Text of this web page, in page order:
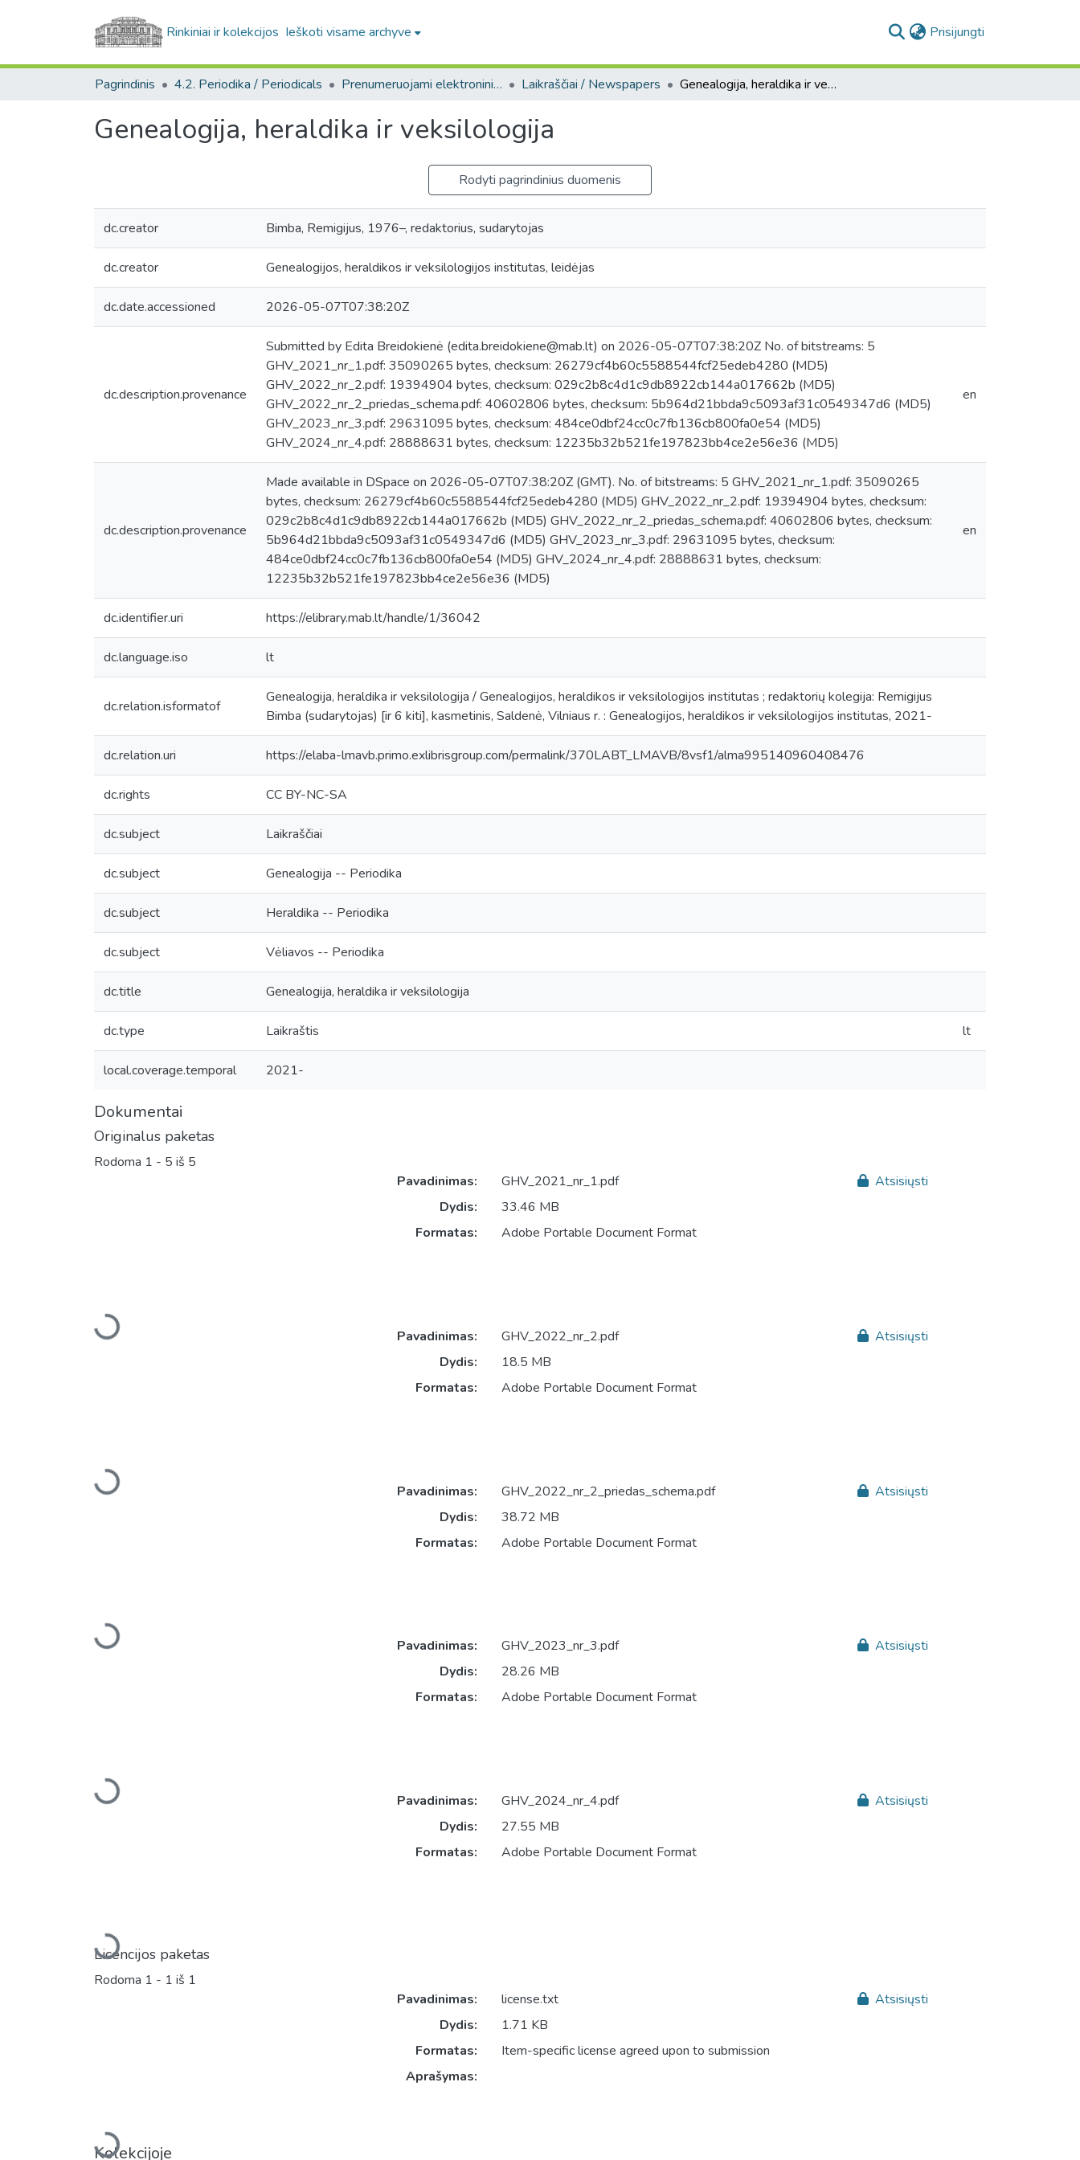
Rinkiniai ir kolekcijos Ieškoti visame archyve Prisijungti
Pagrindinis 4.2. Periodika / Periodicals Prenumeruojami elektroniniai leidiniai / Subscriptions of electronic publications Laikraščiai / Newspapers Genealogija, heraldika ir veksilologija
Genealogija, heraldika ir veksilologija
Rodyti pagrindinius duomenis
dc.creator Bimba, Remigijus, 1976–, redaktorius, sudarytojas
dc.creator Genealogijos, heraldikos ir veksilologijos institutas, leidėjas
dc.date.accessioned 2026-05-07T07:38:20Z
dc.description.provenance
Submitted by Edita Breidokienė (edita.breidokiene@mab.lt) on 2026-05-07T07:38:20Z No. of bitstreams: 5
GHV_2021_nr_1.pdf: 35090265 bytes, checksum: 26279cf4b60c5588544fcf25edeb4280 (MD5)
GHV_2022_nr_2.pdf: 19394904 bytes, checksum: 029c2b8c4d1c9db8922cb144a017662b (MD5)
GHV_2022_nr_2_priedas_schema.pdf: 40602806 bytes, checksum: 5b964d21bbda9c5093af31c0549347d6 (MD5)
GHV_2023_nr_3.pdf: 29631095 bytes, checksum: 484ce0dbf24cc0c7fb136cb800fa0e54 (MD5)
GHV_2024_nr_4.pdf: 28888631 bytes, checksum: 12235b32b521fe197823bb4ce2e56e36 (MD5)
en
dc.description.provenance
Made available in DSpace on 2026-05-07T07:38:20Z (GMT). No. of bitstreams: 5 GHV_2021_nr_1.pdf: 35090265
bytes, checksum: 26279cf4b60c5588544fcf25edeb4280 (MD5) GHV_2022_nr_2.pdf: 19394904 bytes, checksum:
029c2b8c4d1c9db8922cb144a017662b (MD5) GHV_2022_nr_2_priedas_schema.pdf: 40602806 bytes, checksum:
5b964d21bbda9c5093af31c0549347d6 (MD5) GHV_2023_nr_3.pdf: 29631095 bytes, checksum:
484ce0dbf24cc0c7fb136cb800fa0e54 (MD5) GHV_2024_nr_4.pdf: 28888631 bytes, checksum:
12235b32b521fe197823bb4ce2e56e36 (MD5)
en
dc.identifier.uri https://elibrary.mab.lt/handle/1/36042
dc.language.iso lt
dc.relation.isformatof
Genealogija, heraldika ir veksilologija / Genealogijos, heraldikos ir veksilologijos institutas ; redaktorių kolegija: Remigijus
Bimba (sudarytojas) [ir 6 kiti], kasmetinis, Saldenė, Vilniaus r. : Genealogijos, heraldikos ir veksilologijos institutas, 2021-
dc.relation.uri https://elaba-lmavb.primo.exlibrisgroup.com/permalink/370LABT_LMAVB/8vsf1/alma995140960408476
dc.rights CC BY-NC-SA
dc.subject Laikraščiai
dc.subject Genealogija -- Periodika
dc.subject Heraldika -- Periodika
dc.subject Vėliavos -- Periodika
dc.title Genealogija, heraldika ir veksilologija
dc.type Laikraštis lt
local.coverage.temporal 2021-
Dokumentai
Originalus paketas
Rodoma 1 - 5 iš 5
Įkeliama...
Pavadinimas:
GHV_2021_nr_1.pdf
Dydis:
33.46 MB
Formatas:
Adobe Portable Document Format
Atsisiųsti
Įkeliama...
Pavadinimas:
GHV_2022_nr_2.pdf
Dydis:
18.5 MB
Formatas:
Adobe Portable Document Format
Atsisiųsti
Įkeliama...
Pavadinimas:
GHV_2022_nr_2_priedas_schema.pdf
Dydis:
38.72 MB
Formatas:
Adobe Portable Document Format
Atsisiųsti
Įkeliama...
Pavadinimas:
GHV_2023_nr_3.pdf
Dydis:
28.26 MB
Formatas:
Adobe Portable Document Format
Atsisiųsti
Įkeliama...
Pavadinimas:
GHV_2024_nr_4.pdf
Dydis:
27.55 MB
Formatas:
Adobe Portable Document Format
Atsisiųsti
Licencijos paketas
Rodoma 1 - 1 iš 1
Pavadinimas:
license.txt
Dydis:
1.71 KB
Formatas:
Item-specific license agreed upon to submission
Aprašymas:
Atsisiųsti
Kolekcijoje